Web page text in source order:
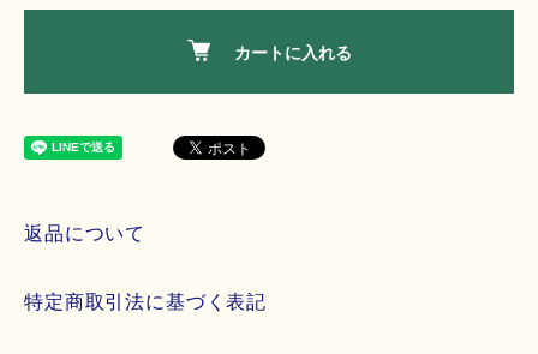
カートに入れる
返品について
特定商取引法に基づく表記